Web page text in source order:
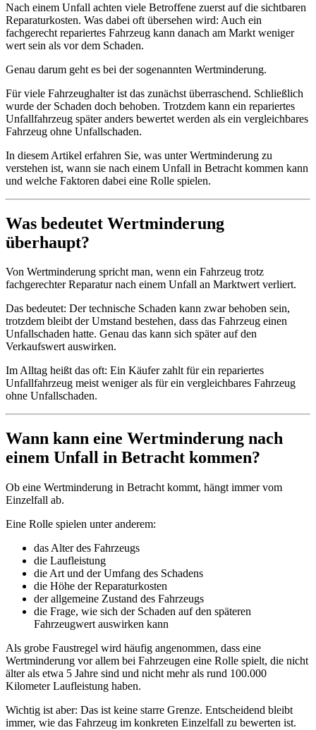
Nach einem Unfall achten viele Betroffene zuerst auf die sichtbaren
Reparaturkosten. Was dabei oft übersehen wird: Auch ein
fachgerecht repariertes Fahrzeug kann danach am Markt weniger
wert sein als vor dem Schaden.
Genau darum geht es bei der sogenannten Wertminderung.
Für viele Fahrzeughalter ist das zunächst überraschend. Schließlich
wurde der Schaden doch behoben. Trotzdem kann ein repariertes
Unfallfahrzeug später anders bewertet werden als ein vergleichbares
Fahrzeug ohne Unfallschaden.
In diesem Artikel erfahren Sie, was unter Wertminderung zu
verstehen ist, wann sie nach einem Unfall in Betracht kommen kann
und welche Faktoren dabei eine Rolle spielen.
Was bedeutet Wertminderung
überhaupt?
Von Wertminderung spricht man, wenn ein Fahrzeug trotz
fachgerechter Reparatur nach einem Unfall an Marktwert verliert.
Das bedeutet: Der technische Schaden kann zwar behoben sein,
trotzdem bleibt der Umstand bestehen, dass das Fahrzeug einen
Unfallschaden hatte. Genau das kann sich später auf den
Verkaufswert auswirken.
Im Alltag heißt das oft: Ein Käufer zahlt für ein repariertes
Unfallfahrzeug meist weniger als für ein vergleichbares Fahrzeug
ohne Unfallschaden.
Wann kann eine Wertminderung nach
einem Unfall in Betracht kommen?
Ob eine Wertminderung in Betracht kommt, hängt immer vom
Einzelfall ab.
Eine Rolle spielen unter anderem:
das Alter des Fahrzeugs
die Laufleistung
die Art und der Umfang des Schadens
die Höhe der Reparaturkosten
der allgemeine Zustand des Fahrzeugs
die Frage, wie sich der Schaden auf den späteren
Fahrzeugwert auswirken kann
Als grobe Faustregel wird häufig angenommen, dass eine
Wertminderung vor allem bei Fahrzeugen eine Rolle spielt, die nicht
älter als etwa 5 Jahre sind und nicht mehr als rund 100.000
Kilometer Laufleistung haben.
Wichtig ist aber: Das ist keine starre Grenze. Entscheidend bleibt
immer, wie das Fahrzeug im konkreten Einzelfall zu bewerten ist.